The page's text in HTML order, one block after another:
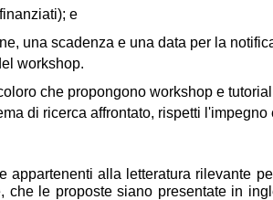
e
una scadenza e una data per la
workshop.
che propongono workshop e
di ricerca affrontato, rispetti
alla letteratura rilevante
le proposte siano presentate in